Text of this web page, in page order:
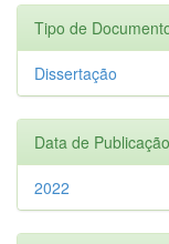
Tipo de
Dissertação
Data de Publicação
2022